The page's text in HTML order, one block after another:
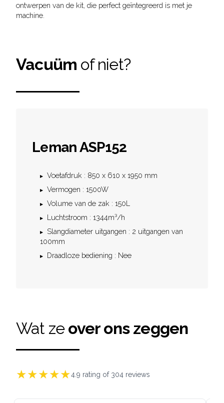
ontwerpen van de kit, die perfect geïntegreerd is met je
machine.
Vacuüm of niet?
Leman ASP152
Voetafdruk : 850 x 610 x 1950 mm
Vermogen : 1500W
Volume van de zak : 150L
Luchtstroom : 1344m³/h
Slangdiameter uitgangen : 2 uitgangen van
100mm
Draadloze bediening : Nee
Wat zeover ons zeggen
★★★★★4.9 rating of 304 reviews